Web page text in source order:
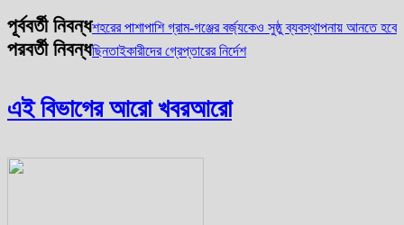
পূর্ববর্তী নিবন্ধশহরের পাশাপাশি গ্রাম-গঞ্জের বর্জ্যকেও সুষ্ঠু ব্যবস্থাপনায় আনতে হবে
পরবর্তী নিবন্ধছিনতাইকারীদের গ্রেপ্তারের নির্দেশ
এই বিভাগের আরো খবরআরো